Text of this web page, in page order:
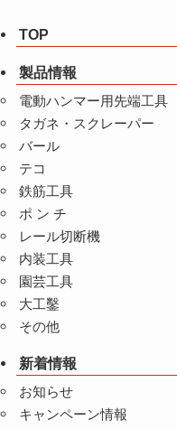
TOP
製品情報
電動ハンマー用先端工具
タガネ・スクレーパー
バール
テコ
鉄筋工具
ポ ン チ
レール切断機
内装工具
園芸工具
大工鑿
その他
新着情報
お知らせ
キャンペーン情報